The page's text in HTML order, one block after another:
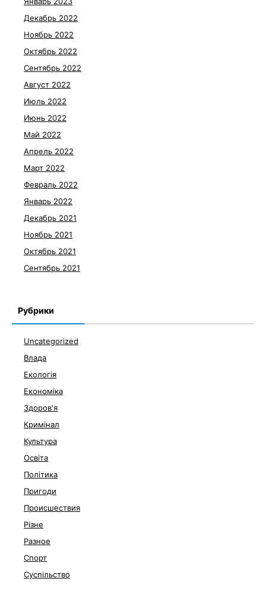
Декабрь 2022
Ноябрь 2022
Октябрь 2022
Сентябрь 2022
Август 2022
Июль 2022
Июнь 2022
Май 2022
Апрель 2022
Март 2022
Февраль 2022
Январь 2022
Декабрь 2021
Ноябрь 2021
Октябрь 2021
Сентябрь 2021
Рубрики
Uncategorized
Влада
Екологія
Економіка
Здоров'я
Кримінал
Культура
Освіта
Політика
Пригоди
Происшествия
Різне
Разное
Спорт
Суспільство